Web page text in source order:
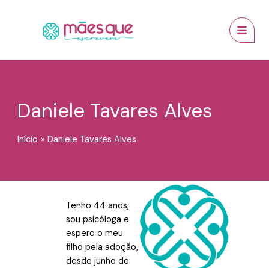
Daniele Tavares Alves
Início Daniele Tavares Alves
Tenho 44 anos,
sou psicóloga e
espero o meu
filho pela adoção,
desde junho de